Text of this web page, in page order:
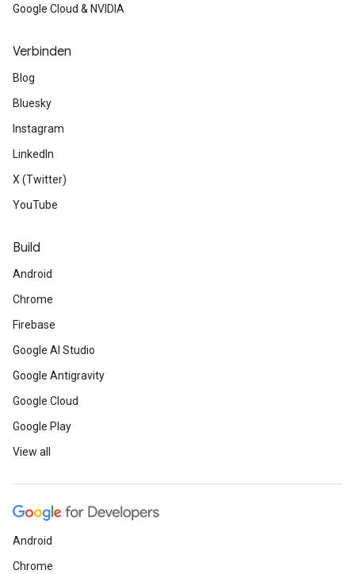
Google Cloud & NVIDIA
Verbinden
Blog
Bluesky
Instagram
LinkedIn
X (Twitter)
YouTube
Build
Android
Chrome
Firebase
Google AI Studio
Google Antigravity
Google Cloud
Google Play
View all
Android
Chrome